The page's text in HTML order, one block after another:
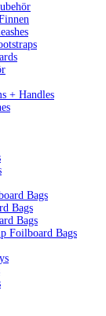
+ Handles
Bags
Bags
Bags
Foilboard Bags